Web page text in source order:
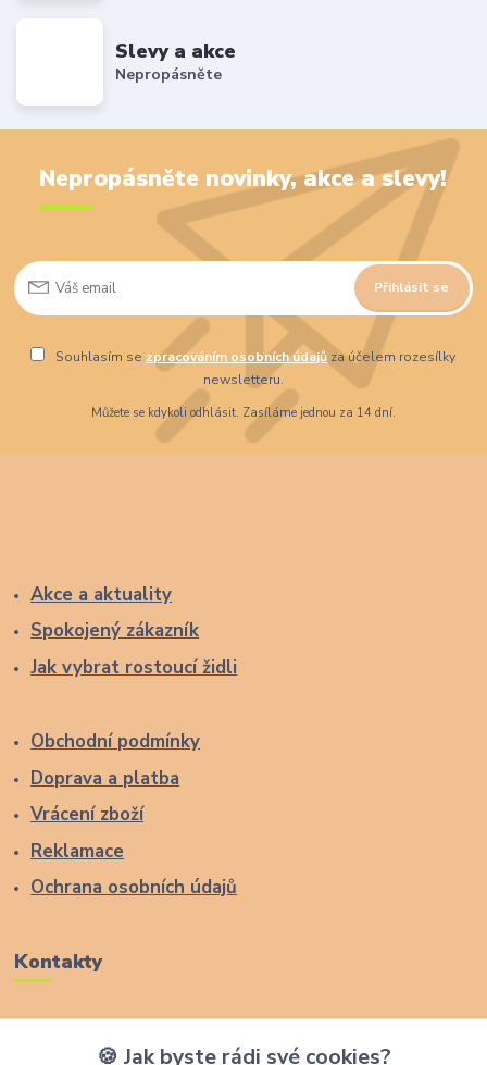
Slevy a akce
Nepropásněte
Nepropásněte novinky, akce a slevy!
Přihlásit se
Souhlasím se zpracováním osobních údajů za účelem rozesílky
newsletteru.
Můžete se kdykoli odhlásit. Zasíláme jednou za 14 dní.
Akce a aktuality
Spokojený zákazník
Jak vybrat rostoucí židli
Obchodní podmínky
Doprava a platba
Vrácení zboží
Reklamace
Ochrana osobních údajů
Kontakty
+420 774 291 043
🍪 Jak byste rádi své cookies?